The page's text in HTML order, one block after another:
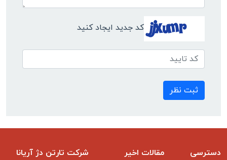
کد جدید ایجاد کنید
ثبت نظر
دسترسی
مقالات اخیر شرکت تارتن دژ آریانا